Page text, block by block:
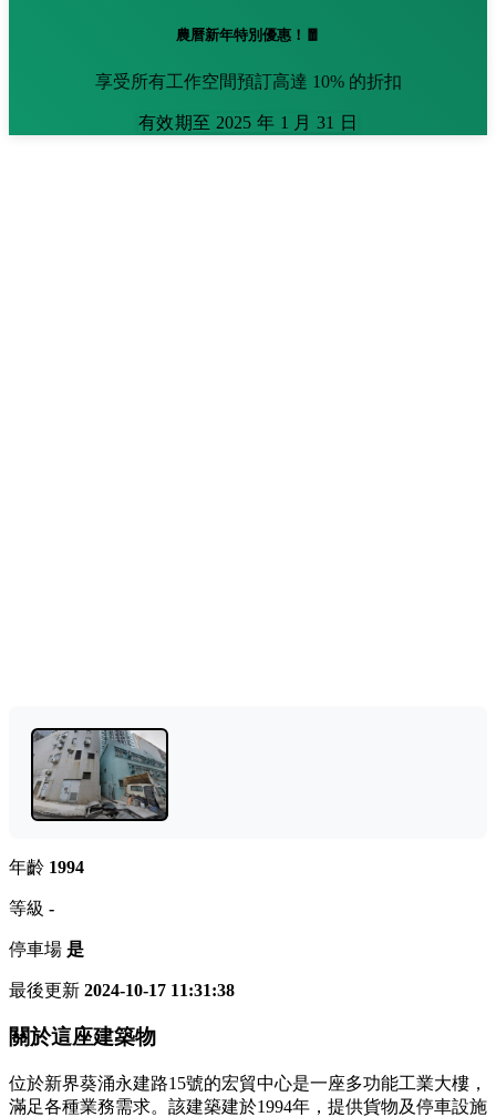
農曆新年特別優惠！🧧
享受所有工作空間預訂高達 10% 的折扣
有效期至 2025 年 1 月 31 日
年齡 1994
等級 -
停車場 是
最後更新 2024-10-17 11:31:38
關於這座建築物
位於新界葵涌永建路15號的宏貿中心是一座多功能工業大樓，
滿足各種業務需求。該建築建於1994年，提供貨物及停車設施